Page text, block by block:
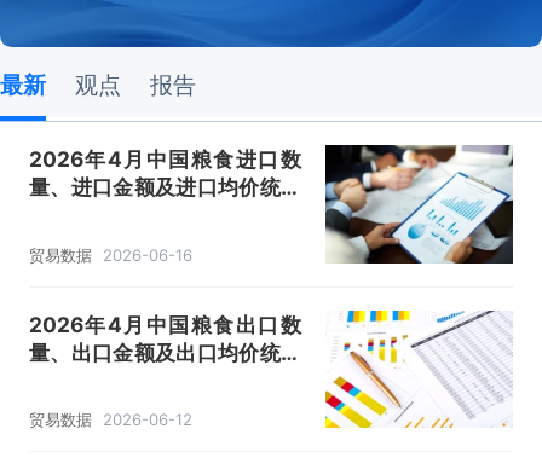
最新 观点 报告
2026年4月中国粮食进口数
量、进口金额及进口均价统计
贸易数据 2026-06-16
2026年4月中国粮食出口数
量、出口金额及出口均价统计
贸易数据 2026-06-12